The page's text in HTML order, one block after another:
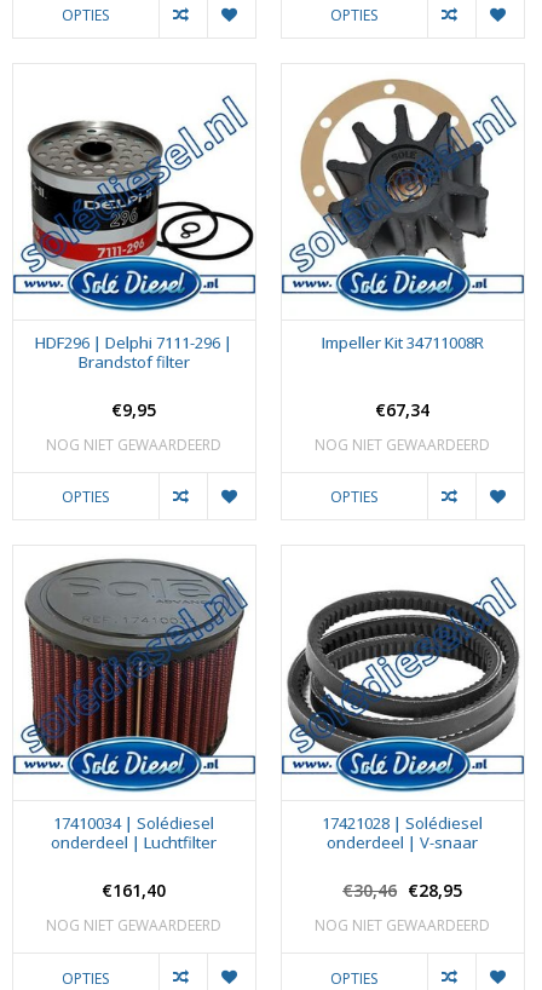
OPTIES OPTIES
HDF296 | Delphi 7111-296 |
Brandstof filter
€9,95
NOG NIET GEWAARDEERD
OPTIES
Impeller Kit 34711008R
€67,34
NOG NIET GEWAARDEERD
OPTIES
17410034 | Solédiesel
onderdeel | Luchtfilter
€161,40
NOG NIET GEWAARDEERD
OPTIES
17421028 | Solédiesel
onderdeel | V-snaar
€30,46 €28,95
NOG NIET GEWAARDEERD
OPTIES